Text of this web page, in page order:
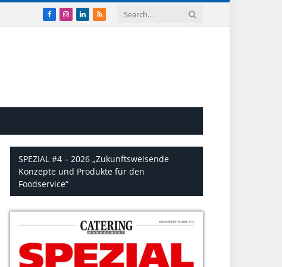
Facebook
Instagram
LinkedIn
RSS
SPEZIAL #4 – 2026 „Zukunftsweisende
Konzepte und Produkte für den
Foodservice“